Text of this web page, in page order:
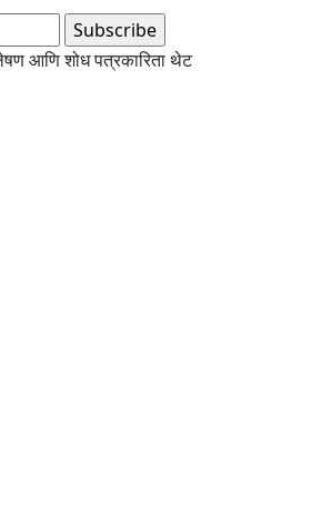
आणि शोध पत्रकारिता थेट